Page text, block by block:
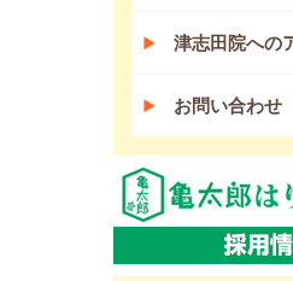
津志田院への
お問い合わせ